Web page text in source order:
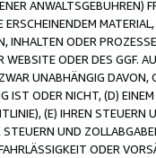
INHALTEN ODER
ODER DES GGF.
UNABHÄNGIG
IST ODER NICHT, (D)
(E) IHREN
UND
ODER